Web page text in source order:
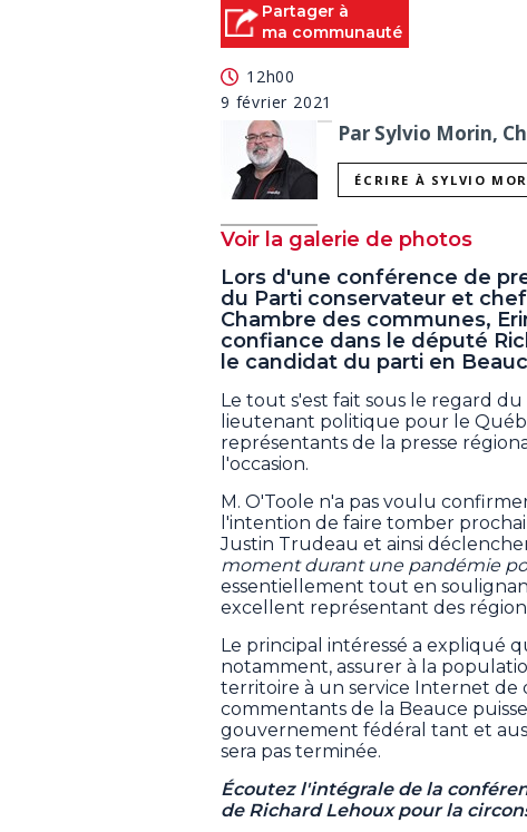
Partager à
ma communauté
12h00
9 février 2021
Par Sylvio Morin,
ÉCRIRE À SYLVIO
Voir la galerie de photos
Lors d'une conférence de
du Parti conservateur et
Chambre des communes,
confiance dans le député
le candidat du parti en
Le tout s'est fait sous le regard
lieutenant politique pour le
représentants de la presse
l'occasion.
M. O'Toole n'a pas voulu
l'intention de faire tomber
Justin Trudeau et ainsi
moment durant une pandémie
essentiellement tout en
excellent représentant des
Le principal intéressé a expliqué
notamment, assurer à la
territoire à un service Internet de
commentants de la Beauce
gouvernement fédéral tant et
sera pas terminée.
Écoutez l'intégrale de la
de Richard Lehoux pour la